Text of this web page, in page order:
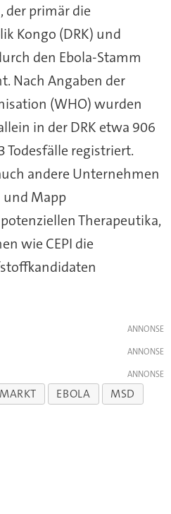
der primär die
Kongo (DRK) und
den Ebola-Stamm
Nach Angaben der
(WHO) wurden
in der DRK etwa 906
Todesfälle registriert.
andere Unternehmen
und Mapp
Therapeutika,
wie CEPI die
EBOLA
MSD